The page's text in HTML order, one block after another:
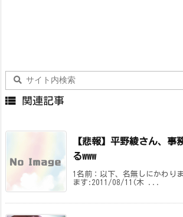
 関連記事
【悲報】平野綾さん、事
るwww
1名前：以下、名無しにかわり
ます:2011/08/11(木 ...